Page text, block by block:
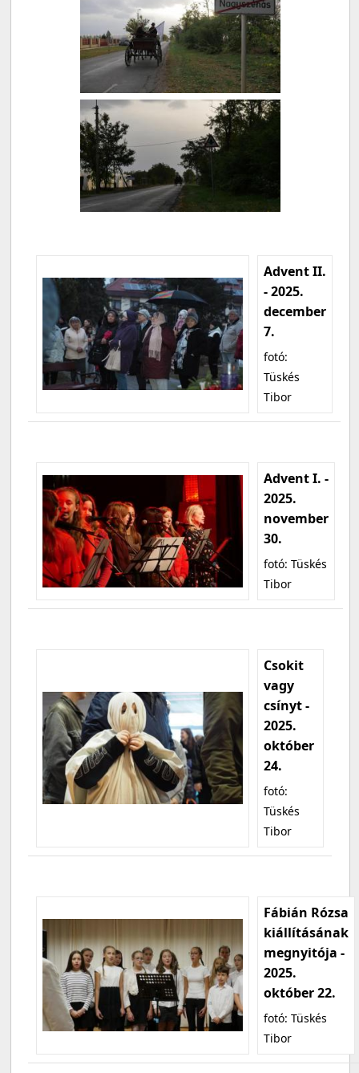
Advent II.
- 2025.
december
7.
fotó:
Tüskés
Tibor
Advent I. -
2025.
november
30.
fotó: Tüskés
Tibor
Csokit
vagy
csínyt -
2025.
október
24.
fotó:
Tüskés
Tibor
Fábián Rózsa
kiállításának
megnyitója -
2025.
október 22.
fotó: Tüskés
Tibor